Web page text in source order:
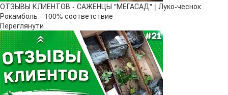
ОТЗЫВЫ КЛИЕНТОВ - САЖЕНЦЫ "МЕГАСАД" | Луко-чеснок
Рокамболь - 100% соответствие
Переглянути